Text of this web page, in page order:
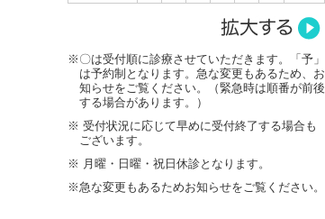
※〇は受付順に診療させていただきます。「予」
は予約制となります。急な変更もあるため、お
知らせをご覧ください。（緊急時は順番が前後
する場合があります。）
※ 受付状況に応じて早めに受付終了する場合も
ございます。
※ 月曜・日曜・祝日休診となります。
※急な変更もあるためお知らせをご覧ください。